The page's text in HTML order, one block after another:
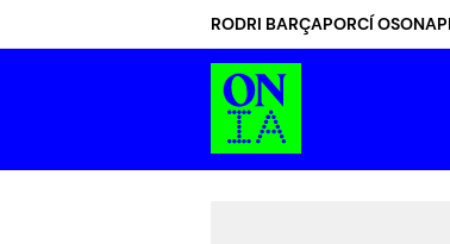
RODRI BARÇAPORCÍ OSONA